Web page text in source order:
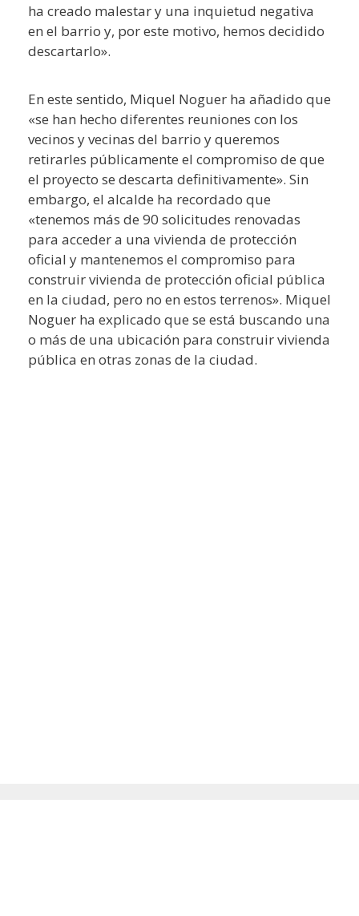
ha creado malestar y una inquietud negativa
en el barrio y, por este motivo, hemos decidido
descartarlo».
En este sentido, Miquel Noguer ha añadido que
«se han hecho diferentes reuniones con los
vecinos y vecinas del barrio y queremos
retirarles públicamente el compromiso de que
el proyecto se descarta definitivamente». Sin
embargo, el alcalde ha recordado que
«tenemos más de 90 solicitudes renovadas
para acceder a una vivienda de protección
oficial y mantenemos el compromiso para
construir vivienda de protección oficial pública
en la ciudad, pero no en estos terrenos». Miquel
Noguer ha explicado que se está buscando una
o más de una ubicación para construir vivienda
pública en otras zonas de la ciudad.